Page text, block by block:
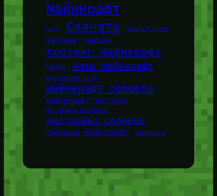
Майнкрафт
Сиды Скачать Скачать читы
ФанТайм ХайТейл
Хостинг Майнкрафт
Читы Читы Майнкрафт
браузерные игры
майнкрафт сервера
майнкрафт хостинг
настройка плагинов
настройка сервера
сервера майнкрафт скачать